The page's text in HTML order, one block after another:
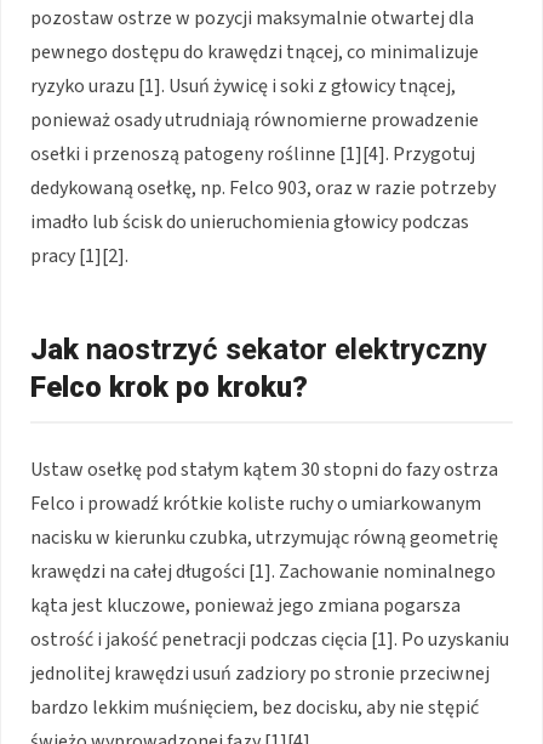
pozostaw ostrze w pozycji maksymalnie otwartej dla
pewnego dostępu do krawędzi tnącej, co minimalizuje
ryzyko urazu [1]. Usuń żywicę i soki z głowicy tnącej,
ponieważ osady utrudniają równomierne prowadzenie
osełki i przenoszą patogeny roślinne [1][4]. Przygotuj
dedykowaną osełkę, np. Felco 903, oraz w razie potrzeby
imadło lub ścisk do unieruchomienia głowicy podczas
pracy [1][2].
Jak naostrzyć sekator elektryczny
Felco krok po kroku?
Ustaw osełkę pod stałym kątem 30 stopni do fazy ostrza
Felco i prowadź krótkie koliste ruchy o umiarkowanym
nacisku w kierunku czubka, utrzymując równą geometrię
krawędzi na całej długości [1]. Zachowanie nominalnego
kąta jest kluczowe, ponieważ jego zmiana pogarsza
ostrość i jakość penetracji podczas cięcia [1]. Po uzyskaniu
jednolitej krawędzi usuń zadziory po stronie przeciwnej
bardzo lekkim muśnięciem, bez docisku, aby nie stępić